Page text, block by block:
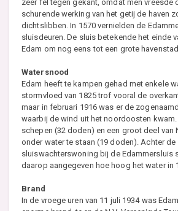
zeer fel tegen gekant, omdat men vreesde
schurende werking van het getij de haven
dichtslibben. In 1570 vernielden de
sluisdeuren. De sluis betekende het einde
Edam om nog eens tot een grote
Watersnood
Edam heeft te kampen gehad met enkele
stormvloed van 1825 trof vooral de
maar in februari 1916 was er de
waarbij de wind uit het noordoosten kwam.
schepen (32 doden) en een groot deel van
onder water te staan (19 doden). Achter de
sluiswachterswoning bij de Edammersluis
daarop aangegeven hoe hoog het water in
Brand
In de vroege uren van 11 juli 1934 was